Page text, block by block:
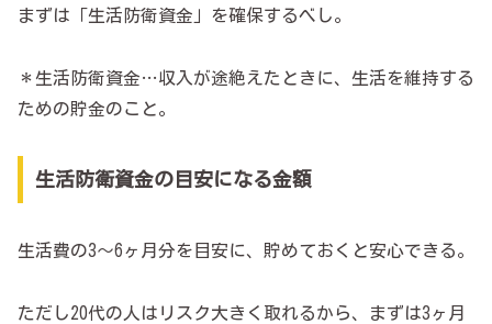
まずは「生活防衛資金」を確保するべし。
＊生活防衛資金…収入が途絶えたときに、生活を維持する
ための貯金のこと。
生活防衛資金の目安になる金額
生活費の3～6ヶ月分を目安に、貯めておくと安心できる。
ただし20代の人はリスク大きく取れるから、まずは3ヶ月